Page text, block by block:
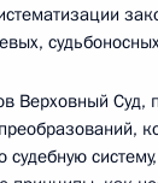
Верховный Суд,
судебную